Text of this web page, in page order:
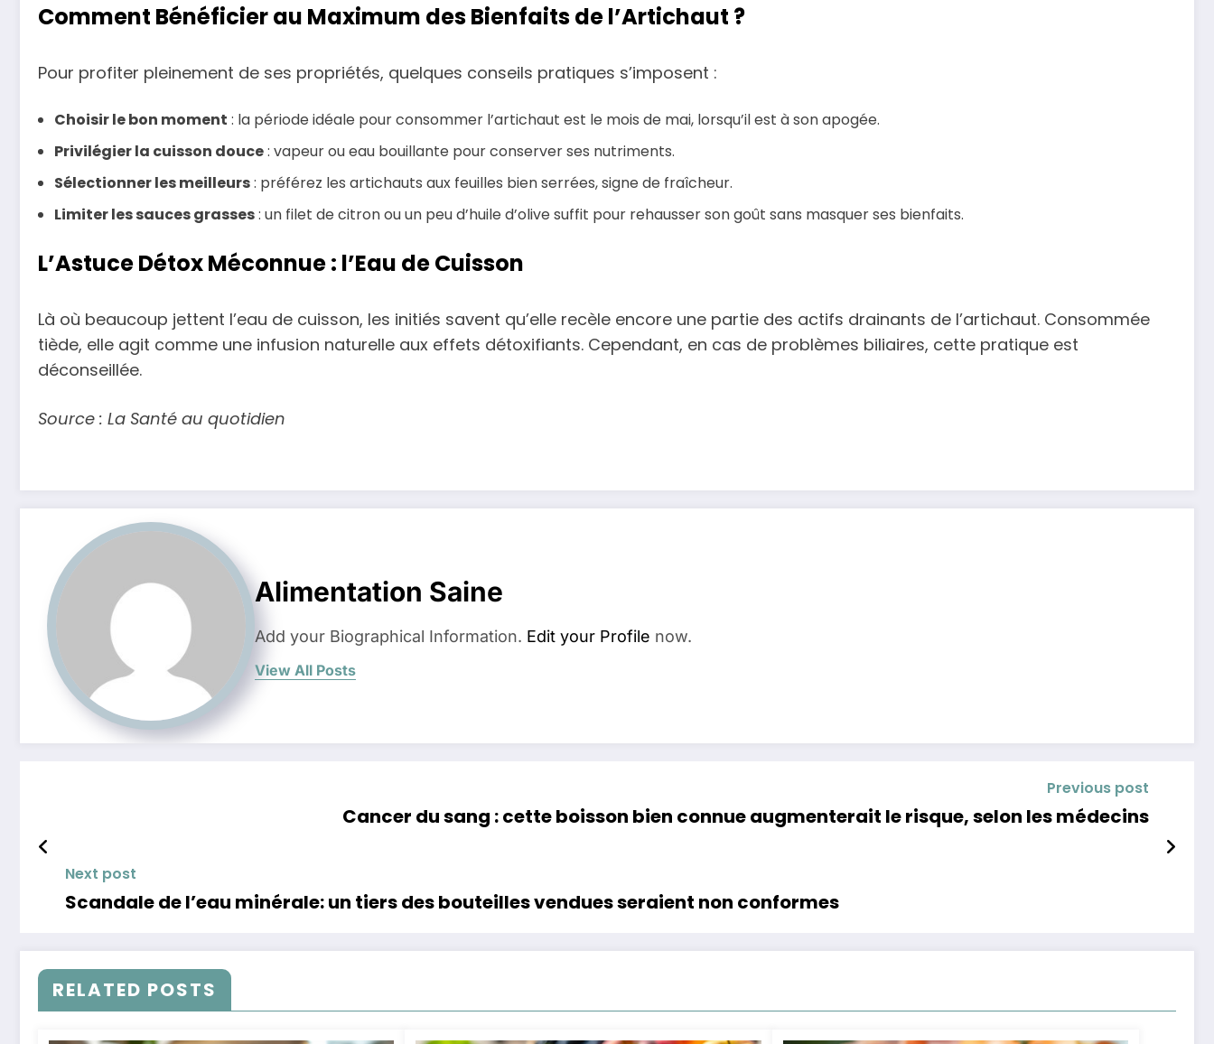
Comment Bénéficier au Maximum des Bienfaits de l’Artichaut ?
Pour profiter pleinement de ses propriétés, quelques conseils pratiques s’imposent :
Choisir le bon moment : la période idéale pour consommer l’artichaut est le mois de mai, lorsqu’il est à son apogée.
Privilégier la cuisson douce: vapeur ou eau bouillante pour conserver ses nutriments.
Sélectionner les meilleurs: préférez les artichauts aux feuilles bien serrées, signe de fraîcheur.
Limiter les sauces grasses: un filet de citron ou un peu d’huile d’olive suffit pour rehausser son goût sans masquer ses bienfaits.
L’Astuce Détox Méconnue : l’Eau de Cuisson
Là où beaucoup jettent l’eau de cuisson, les initiés savent qu’elle recèle encore une partie des actifs drainants de l’artichaut. Consommée
tiède, elle agit comme une infusion naturelle aux effets détoxifiants. Cependant, en cas de problèmes biliaires, cette pratique est
déconseillée.
Source : La Santé au quotidien
Alimentation Saine
Add your Biographical Information. Edit your Profile now.
View All Posts
Previous post
Cancer du sang : cette boisson bien connue augmenterait le risque, selon les médecins
Next post
Scandale de l’eau minérale: un tiers des bouteilles vendues seraient non conformes
RELATED POSTS